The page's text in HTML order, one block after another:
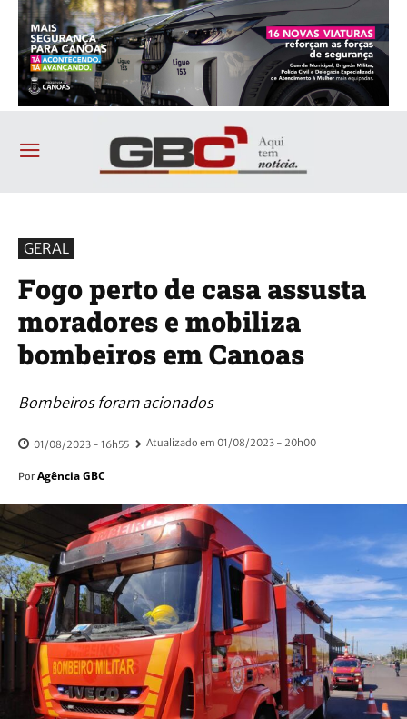
GERAL
Fogo perto de casa assusta
moradores e mobiliza
bombeiros em Canoas
Bombeiros foram acionados
01/08/2023 - 16h55 Atualizado em 01/08/2023 - 20h00
Por Agência GBC